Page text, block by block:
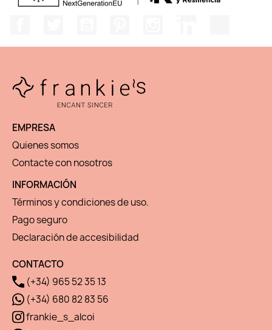
EMPRESA
Quienes somos
Contacte con nosotros
INFORMACIÓN
Términos y condiciones de uso.
Pago seguro
Declaración de accesibilidad
CONTACTO
(+34) 965 52 35 13
(+34) 680 82 83 56
frankie_s_alcoi